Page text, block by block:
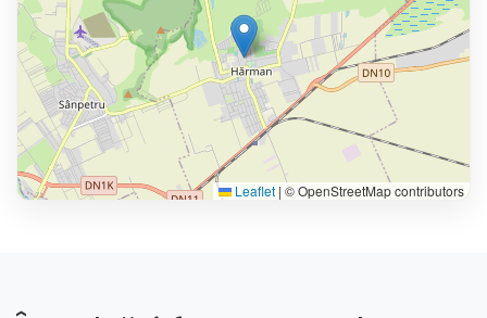
Leaflet | © OpenStreetMap contributors